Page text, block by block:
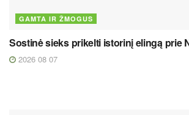
GAMTA IR ŽMOGUS
Sostinė sieks prikelti istorinį elingą prie
2026 08 07